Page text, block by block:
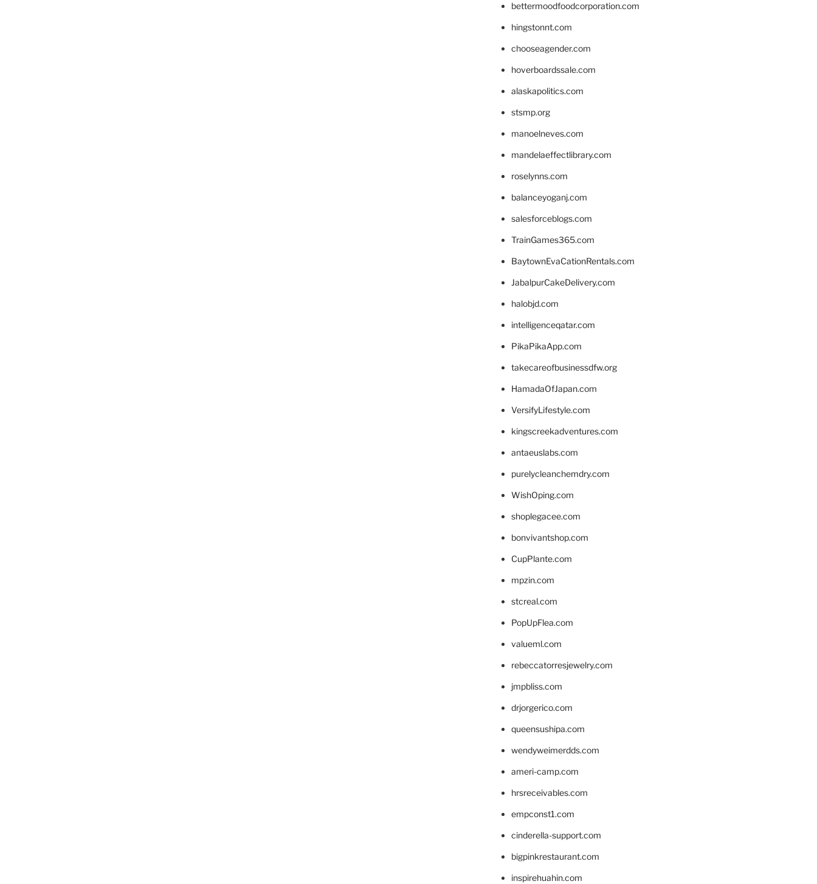
bettermoodfoodcorporation.com
hingstonnt.com
chooseagender.com
hoverboardssale.com
alaskapolitics.com
stsmp.org
manoelneves.com
mandelaeffectlibrary.com
roselynns.com
balanceyoganj.com
salesforceblogs.com
TrainGames365.com
BaytownEvaCationRentals.com
JabalpurCakeDelivery.com
halobjd.com
intelligenceqatar.com
PikaPikaApp.com
takecareofbusinessdfw.org
HamadaOfJapan.com
VersifyLifestyle.com
kingscreekadventures.com
antaeuslabs.com
purelycleanchemdry.com
WishOping.com
shoplegacee.com
bonvivantshop.com
CupPlante.com
mpzin.com
stcreal.com
PopUpFlea.com
valueml.com
rebeccatorresjewelry.com
jmpbliss.com
drjorgerico.com
queensushipa.com
wendyweimerdds.com
ameri-camp.com
hrsreceivables.com
empconst1.com
cinderella-support.com
bigpinkrestaurant.com
inspirehuahin.com